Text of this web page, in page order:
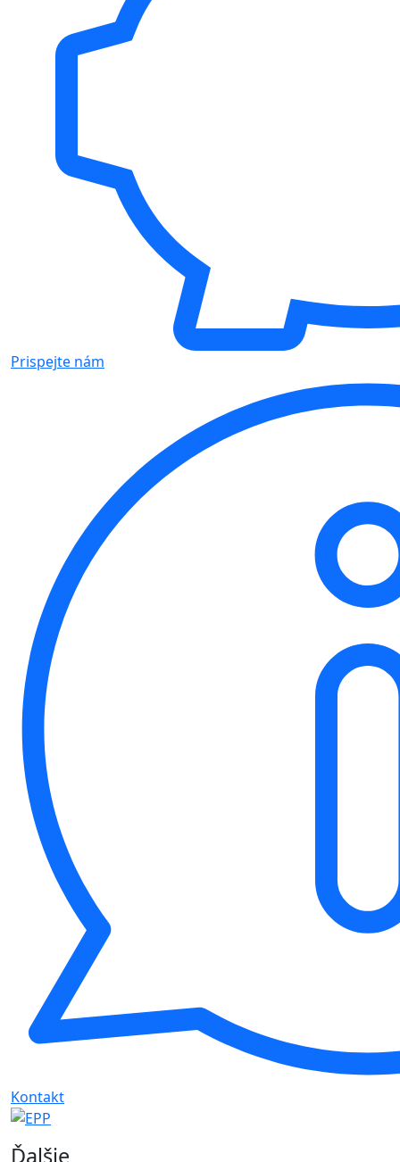
Prispejte nám
Kontakt
Ďalšie